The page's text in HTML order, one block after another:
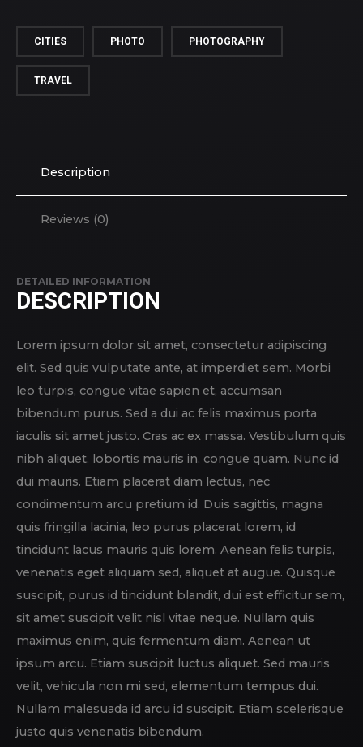
CITIES PHOTO PHOTOGRAPHY
TRAVEL
Description
Reviews (0)
DETAILED INFORMATION
DESCRIPTION
Lorem ipsum dolor sit amet, consectetur adipiscing
elit. Sed quis vulputate ante, at imperdiet sem. Morbi
leo turpis, congue vitae sapien et, accumsan
bibendum purus. Sed a dui ac felis maximus porta
iaculis sit amet justo. Cras ac ex massa. Vestibulum quis
nibh aliquet, lobortis mauris in, congue quam. Nunc id
dui mauris. Etiam placerat diam lectus, nec
condimentum arcu pretium id. Duis sagittis, magna
quis fringilla lacinia, leo purus placerat lorem, id
tincidunt lacus mauris quis lorem. Aenean felis turpis,
venenatis eget aliquam sed, aliquet at augue. Quisque
suscipit, purus id tincidunt blandit, dui est efficitur sem,
sit amet suscipit velit nisl vitae neque. Nullam quis
maximus enim, quis fermentum diam. Aenean ut
ipsum arcu. Etiam suscipit luctus aliquet. Sed mauris
velit, vehicula non mi sed, elementum tempus dui.
Nullam malesuada id arcu id suscipit. Etiam scelerisque
justo quis venenatis bibendum.